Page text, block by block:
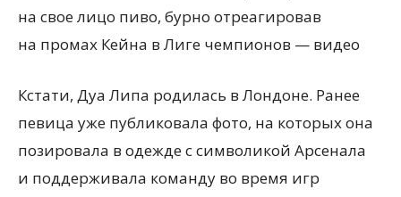
на свое лицо пиво, бурно отреагировав
на промах Кейна в Лиге чемпионов — видео
Кстати, Дуа Липа родилась в Лондоне. Ранее
певица уже публиковала фото, на которых она
позировала в одежде с символикой Арсенала
и поддерживала команду во время игр